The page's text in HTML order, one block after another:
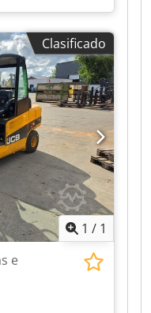
se muestra en
la inspección Año
Clasificado
1 / 1
e